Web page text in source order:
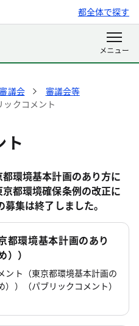
都全体で探す
議会
審議会等
ックコメント
ト
環境基本計画のあり方に
都環境確保条例の改正に
集は終了しました。
都環境基本計画のあり
）
ント（東京都環境基本計画の
）（パブリックコメント）